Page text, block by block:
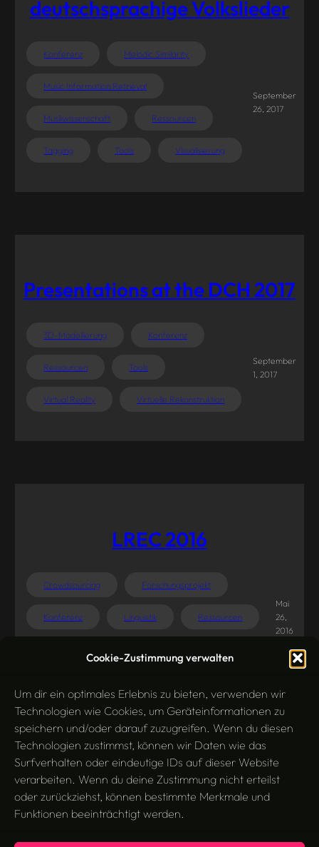
Cookie-Zustimmung verwalten
Um dir ein optimales Erlebnis zu bieten, verwenden wir
Technologien wie Cookies, um Geräteinformationen zu
speichern und/oder darauf zuzugreifen. Wenn du diesen
Technologien zustimmst, können wir Daten wie das
Surfverhalten oder eindeutige IDs auf dieser Website
verarbeiten. Wenn du deine Zustimmung nicht erteilst
oder zurückziehst, können bestimmte Merkmale und
Funktionen beeinträchtigt werden.
deutschsprachige Volkslieder
Konferenz Melodic Similarity
Music Information Retrieval
Musikwissenschaft Ressourcen
Tagging Tools Visualisierung
September
26, 2017
Presentations at the DCH 2017
3D-Modellierung Konferenz
Ressourcen Tools
Virtual Reality Virtuelle Rekonstruktion
September
1, 2017
LREC 2016
Crowdsourcing Forschungsprojekt
Konferenz Linguistik Ressourcen
Mai
26,
2016
1 2 Nächste Seite